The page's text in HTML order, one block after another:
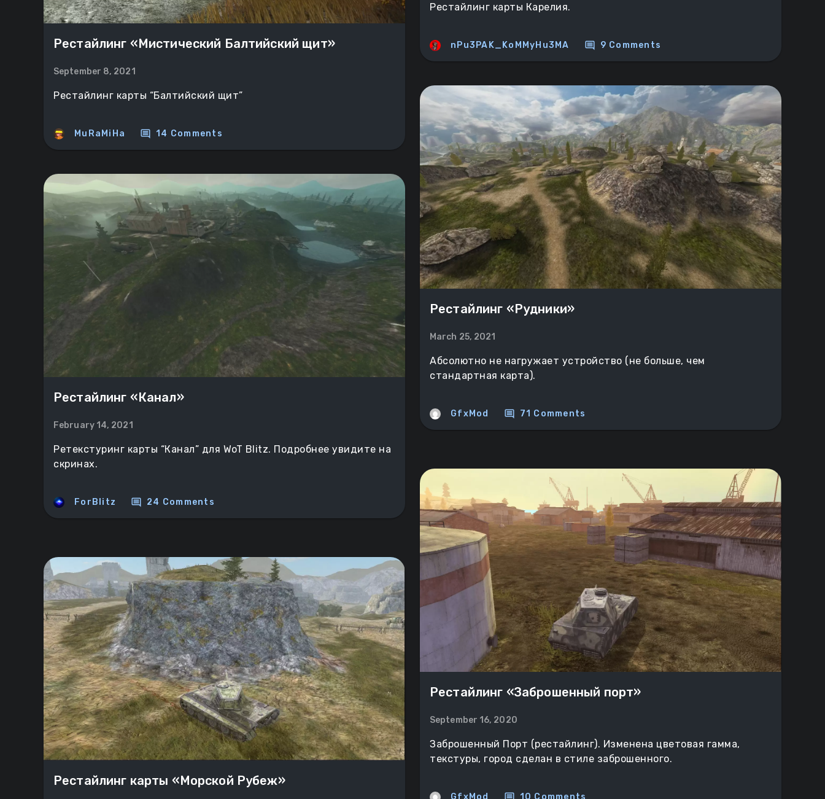
Рестайлинг карты Карелия.
nPu3PAK_KoMMyHu3MA comment 9 Comments
Рестайлинг «Мистический Балтийский щит»
September 8, 2021
Рестайлинг карты “Балтийский щит”
MuRaMiHa comment 14 Comments
Рестайлинг «Рудники»
March 25, 2021
Абсолютно не нагружает устройство (не больше, чем
стандартная карта).
GfxMod comment 71 Comments
Рестайлинг «Канал»
February 14, 2021
Ретекстуринг карты “Канал” для WoT Blitz. Подробнее увидите на
скринах.
ForBlitz comment 24 Comments
Рестайлинг «Заброшенный порт»
September 16, 2020
Заброшенный Порт (рестайлинг). Изменена цветовая гамма,
текстуры, город сделан в стиле заброшенного.
Рестайлинг карты «Морской Рубеж»